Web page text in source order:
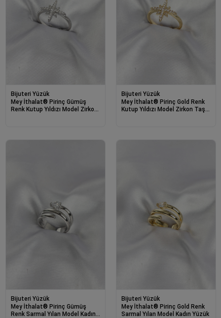
Bijuteri Yüzük
Mey İthalat® Pirinç Gümüş
Renk Kutup Yıldızı Model Zirkon
Bijuteri Yüzük
Mey İthalat® Pirinç Gold Renk
Kutup Yıldızı Model Zirkon Taşlı
Bijuteri Yüzük
Mey İthalat® Pirinç Gümüş
Renk Sarmal Yılan Model Kadın
Bijuteri Yüzük
Mey İthalat® Pirinç Gold Renk
Sarmal Yılan Model Kadın Yüzük